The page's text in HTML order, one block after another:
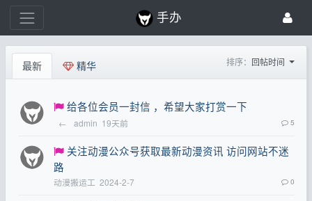
手办
最新 精华 排序： 回帖时间
给各位会员一封信 ，希望大家打赏一下
← admin 19天前 5
关注动漫公众号获取最新动漫资讯 访问网站不迷
路
动漫搬运工 2024-2-7 0